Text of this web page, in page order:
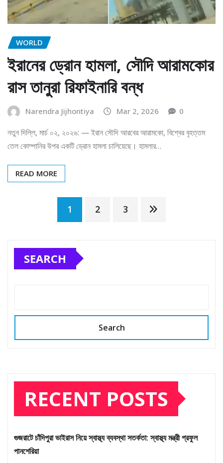
WORLD
ইরানের ড্রোন হামলা, সৌদি আরামকোর
রাস তানুরা রিফাইনারি বন্ধ
Narendra Jijhontiya Mar 2, 2026 0
নতুন দিল্লি, মার্চ ০২, ২০২৬: — ইরান সৌদি আরবের আরামকো, বিশ্বের বৃহত্তম
তেল কোম্পানির উপর একটি ড্রোন হামলা চালিয়েছে। হামলার…
READ MORE
pagination
1 2 3
SEARCH
Search
RECENT POSTS
গুজরাটে চাঁদিপুরা ভাইরাস নিয়ে স্বাস্থ্য ব্যবস্থা সতর্কতা: স্বাস্থ্য মন্ত্রী প্রফুল
পানশেরিয়া